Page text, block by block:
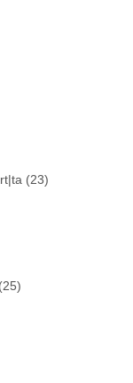
(23)